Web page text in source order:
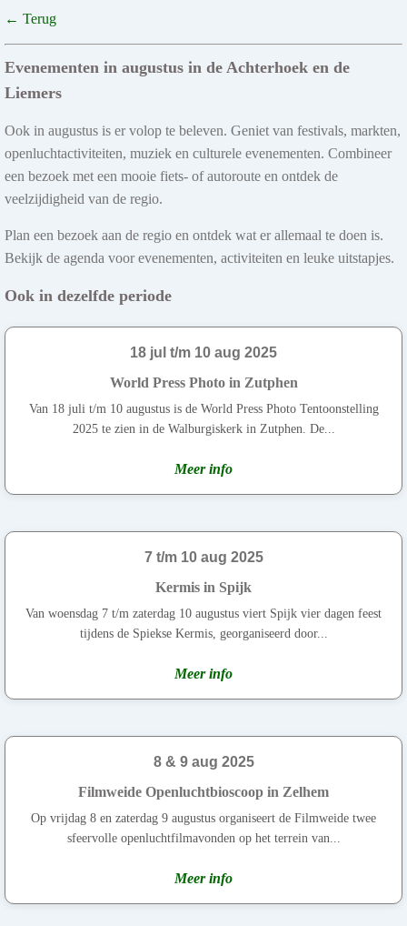
← Terug
Evenementen in augustus in de Achterhoek en de
Liemers
Ook in augustus is er volop te beleven. Geniet van festivals, markten,
openluchtactiviteiten, muziek en culturele evenementen. Combineer
een bezoek met een mooie fiets- of autoroute en ontdek de
veelzijdigheid van de regio.
Plan een bezoek aan de regio en ontdek wat er allemaal te doen is.
Bekijk de agenda voor evenementen, activiteiten en leuke uitstapjes.
Ook in dezelfde periode
18 jul t/m 10 aug 2025
World Press Photo in Zutphen
Van 18 juli t/m 10 augustus is de World Press Photo Tentoonstelling
2025 te zien in de Walburgiskerk in Zutphen. De...
Meer info
7 t/m 10 aug 2025
Kermis in Spijk
Van woensdag 7 t/m zaterdag 10 augustus viert Spijk vier dagen feest
tijdens de Spiekse Kermis, georganiseerd door...
Meer info
8 & 9 aug 2025
Filmweide Openluchtbioscoop in Zelhem
Op vrijdag 8 en zaterdag 9 augustus organiseert de Filmweide twee
sfeervolle openluchtfilmavonden op het terrein van...
Meer info